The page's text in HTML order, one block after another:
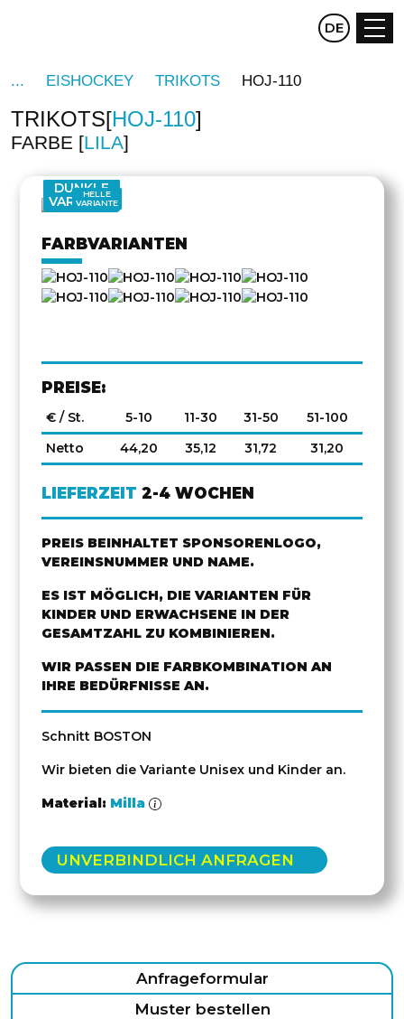
CZ EN
DE
EISHOCKEY TRIKOTS HOJ-110
TRIKOTS HOJ-110
FARBE LILA
DUNKLE
VARIANTE
HELLE
VARIANTE
FARBVARIANTEN
PREISE:
€ / St. 5-10 11-30 31-50
51-100
Netto
44,20 35,12 31,72 31,20
LIEFERZEIT 2-4 WOCHEN
PREIS BEINHALTET SPONSORENLOGO,
VEREINSNUMMER UND NAME.
ES IST MÖGLICH, DIE VARIANTEN FÜR
KINDER UND ERWACHSENE IN DER
GESAMTZAHL ZU KOMBINIEREN.
WIR PASSEN DIE FARBKOMBINATION AN
IHRE BEDÜRFNISSE AN.
Schnitt BOSTON
Wir bieten die Variante Unisex und Kinder an.
Material: Milla
UNVERBINDLICH ANFRAGEN
Anfrageformular
Muster bestellen